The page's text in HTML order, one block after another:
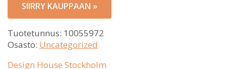
SIIRRY KAUPPAAN »
Tuotetunnus: 10055972
Osasto: Uncategorized
Design House Stockholm